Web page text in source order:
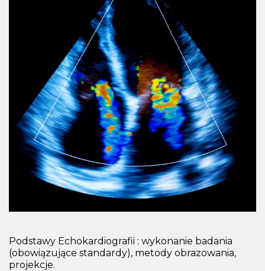
Podstawy Echokardiografii : wykonanie badania
(obowiązujące standardy), metody obrazowania,
projekcje.